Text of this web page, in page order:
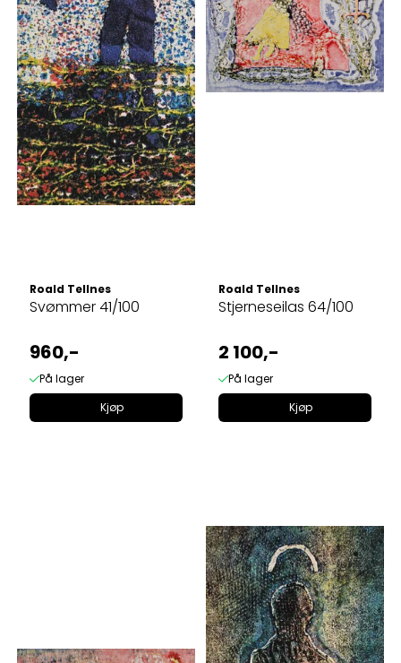
Roald Tellnes
Svømmer 41/100
960,-
På lager
Kjøp
Roald Tellnes
Stjerneseilas 64/100
2 100,-
På lager
Kjøp